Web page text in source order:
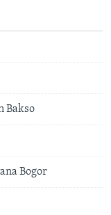
Bakso
Bogor